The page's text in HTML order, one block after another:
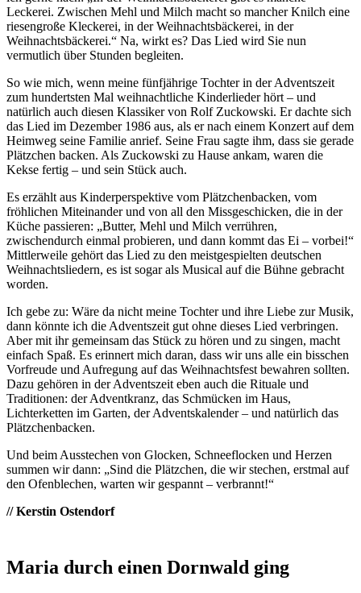
Leckerei. Zwischen Mehl und Milch macht so mancher Knilch eine
riesengroße Kleckerei, in der Weihnachtsbäckerei, in der
Weihnachtsbäckerei.“ Na, wirkt es? Das Lied wird Sie nun
vermutlich über Stunden begleiten.
So wie mich, wenn meine fünfjährige Tochter in der Adventszeit
zum hundertsten Mal weihnachtliche Kinderlieder hört – und
natürlich auch diesen Klassiker von Rolf Zuckowski. Er dachte sich
das Lied im Dezember 1986 aus, als er nach einem Konzert auf dem
Heimweg seine Familie anrief. Seine Frau sagte ihm, dass sie gerade
Plätzchen backen. Als Zuckowski zu Hause ankam, waren die
Kekse fertig – und sein Stück auch.
Es erzählt aus Kinderperspektive vom Plätzchenbacken, vom
fröhlichen Miteinander und von all den Missgeschicken, die in der
Küche passieren: „Butter, Mehl und Milch verrühren,
zwischendurch einmal probieren, und dann kommt das Ei – vorbei!“
Mittlerweile gehört das Lied zu den meistgespielten deutschen
Weihnachtsliedern, es ist sogar als Musical auf die Bühne gebracht
worden.
Ich gebe zu: Wäre da nicht meine Tochter und ihre Liebe zur Musik,
dann könnte ich die Adventszeit gut ohne dieses Lied verbringen.
Aber mit ihr gemeinsam das Stück zu hören und zu singen, macht
einfach Spaß. Es erinnert mich daran, dass wir uns alle ein bisschen
Vorfreude und Aufregung auf das Weihnachtsfest bewahren sollten.
Dazu gehören in der Adventszeit eben auch die Rituale und
Traditionen: der Adventkranz, das Schmücken im Haus,
Lichterketten im Garten, der Adventskalender – und natürlich das
Plätzchenbacken.
Und beim Ausstechen von Glocken, Schneeflocken und Herzen
summen wir dann: „Sind die Plätzchen, die wir stechen, erstmal auf
den Ofenblechen, warten wir gespannt – verbrannt!“
// Kerstin Ostendorf
Maria durch einen Dornwald ging